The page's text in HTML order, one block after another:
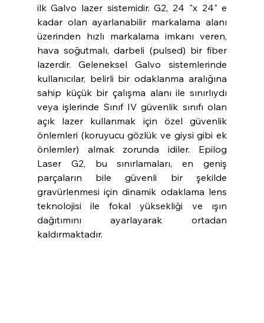
ilk Galvo lazer sistemidir. G2, 24 "x 24" e
kadar olan ayarlanabilir markalama alanı
üzerinden hızlı markalama imkanı veren,
hava soğutmalı, darbeli (pulsed) bir fiber
lazerdir. Geleneksel Galvo sistemlerinde
kullanıcılar, belirli bir odaklanma aralığına
sahip küçük bir çalışma alanı ile sınırlıydı
veya işlerinde Sınıf IV güvenlik sınıfı olan
açık lazer kullanmak için özel güvenlik
önlemleri (koruyucu gözlük ve giysi gibi ek
önlemler) almak zorunda idiler. Epilog
Laser G2, bu sınırlamaları, en geniş
parçaların bile güvenli bir şekilde
gravürlenmesi için dinamik odaklama lens
teknolojisi ile fokal yüksekliği ve ışın
dağıtımını ayarlayarak ortadan
kaldırmaktadır.